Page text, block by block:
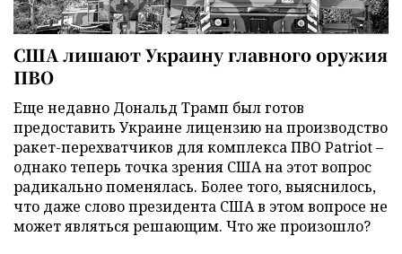
США лишают Украину главного оружия
ПВО
Еще недавно Дональд Трамп был готов
предоставить Украине лицензию на производство
ракет-перехватчиков для комплекса ПВО Patriot –
однако теперь точка зрения США на этот вопрос
радикально поменялась. Более того, выяснилось,
что даже слово президента США в этом вопросе не
может являться решающим. Что же произошло?